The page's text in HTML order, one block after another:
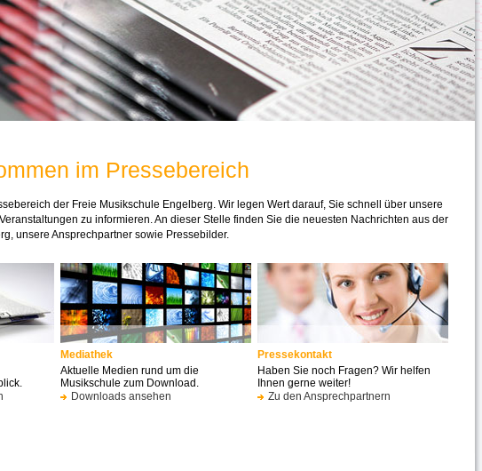
im Pressebereich
der Freie Musikschule Engelberg. Wir legen Wert darauf, Sie schnell über unsere
zu informieren. An dieser Stelle finden Sie die neuesten Nachrichten aus der
unsere Ansprechpartner sowie Pressebilder.
Mediathek
Aktuelle Medien rund um die
Musikschule zum Download.
Downloads ansehen
Pressekontakt
Haben Sie noch Fragen? Wir helfen
Ihnen gerne weiter!
Zu den Ansprechpartnern